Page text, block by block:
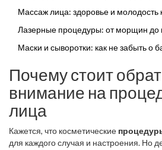
Массаж лица: здоровье и молодость
Лазерные процедуры: от морщин до
Маски и сыворотки: как не забыть о
Почему стоит
внимание на
лица
Кажется, что косметические
для каждого случая и настроения. Но